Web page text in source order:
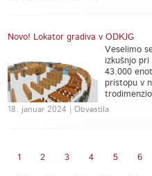
Novo! Lokator gradiva v ODKJG
Veselimo
izkušnjo
43.000
pristopu v
18. januar 2024 | Obvestila
1 2 3 4 5 6